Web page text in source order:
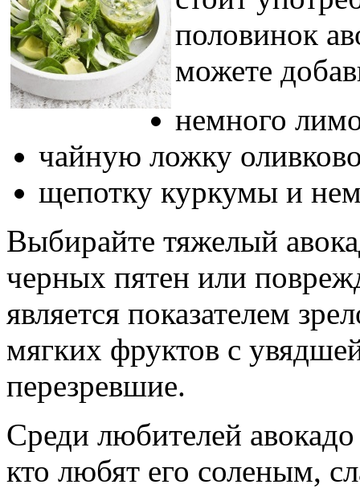
половинок
можете
немного
чайную ложку
щепотку куркумы и
Выбирайте тяжелый
черных пятен или
является показателем
мягких фруктов с
перезревшие.
Среди любителей
кто любят его соленым,